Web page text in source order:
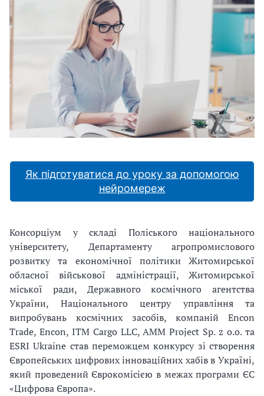
Як підготуватися до уроку за допомогою
нейромереж
Консорціум у складі Поліського національного
університету, Департаменту агропромислового
розвитку та економічної політики Житомирської
обласної військової адміністрації, Житомирської
міської ради, Державного космічного агентства
України, Національного центру управління та
випробувань космічних засобів, компаній Encon
Trade, Encon, ІTM Cargo LLC, AMM Project Sp. z o.o. та
ESRI Ukraine став переможцем конкурсу зі створення
Європейських цифрових інноваційних хабів в Україні,
який проведений Єврокомісією в межах програми ЄС
«Цифрова Європа».